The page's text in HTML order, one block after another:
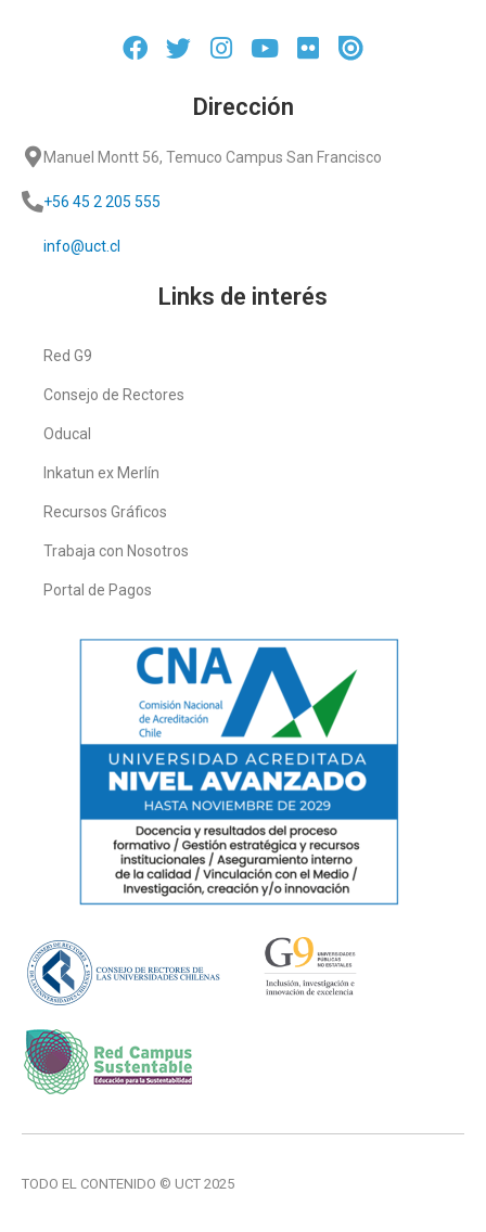
Dirección
Manuel Montt 56, Temuco Campus San Francisco
+56 45 2 205 555
info@uct.cl
Links de interés
Red G9
Consejo de Rectores
Oducal
Inkatun ex Merlín
Recursos Gráficos
Trabaja con Nosotros
Portal de Pagos
TODO EL CONTENIDO © UCT 2025